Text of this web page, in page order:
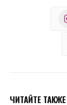
ЧИТАЙТЕ ТАКЖЕ